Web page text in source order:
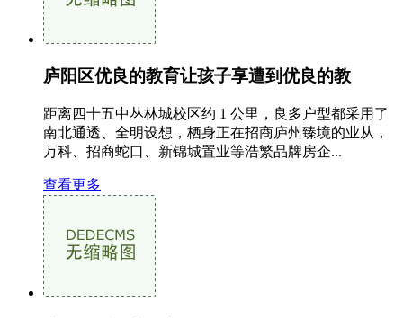
庐阳区优良的教育让孩子享遭到优良的教
距离四十五中丛林城校区约 1 公里，良多户型都采用了
南北通透、全明设想，栖身正在招商庐州臻境的业从，
万科、招商蛇口、新锦城置业等浩繁品牌房企...
查看更多